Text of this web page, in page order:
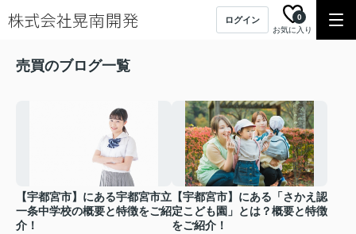
ログイン
お気に入り
0
売買のブログ一覧
【宇都宮市】にある宇都宮市立
一条中学校の概要と特徴をご紹
介！
【宇都宮市】にある「さかえ認
定こども園」とは？概要と特徴
をご紹介！